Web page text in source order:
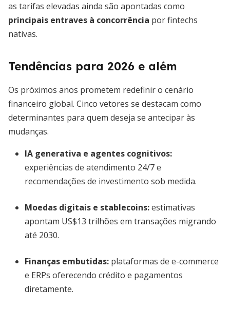
as tarifas elevadas ainda são apontadas como
principais entraves à concorrência por fintechs
nativas.
Tendências para 2026 e além
Os próximos anos prometem redefinir o cenário
financeiro global. Cinco vetores se destacam como
determinantes para quem deseja se antecipar às
mudanças.
IA generativa e agentes cognitivos:
experiências de atendimento 24/7 e
recomendações de investimento sob medida.
Moedas digitais e stablecoins:estimativas
apontam US$13 trilhões em transações migrando
até 2030.
Finanças embutidas: plataformas de e-commerce
e ERPs oferecendo crédito e pagamentos
diretamente.